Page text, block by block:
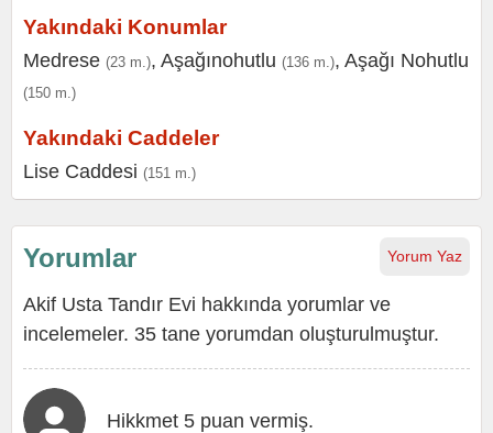
Yakındaki Konumlar
Medrese (23 m.), Aşağınohutlu (136 m.), Aşağı Nohutlu
(150 m.)
Yakındaki Caddeler
Lise Caddesi (151 m.)
Yorum Yaz
Yorumlar
Akif Usta Tandır Evi hakkında yorumlar ve
incelemeler. 35 tane yorumdan oluşturulmuştur.
Hikkmet 5 puan vermiş.